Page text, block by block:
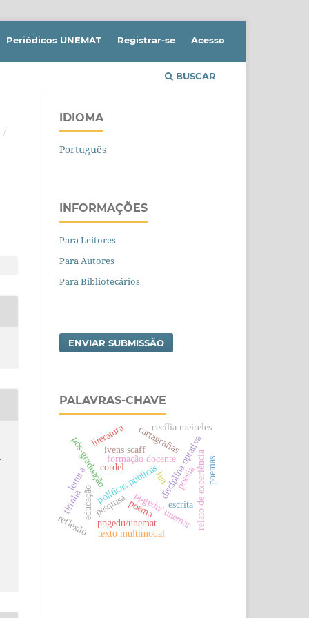
BUSCAR
Periódicos UNEMAT Registrar-se Acesso
/
IDIOMA
Português
INFORMAÇÕES
Para Leitores
Para Autores
Para Bibliotecários
ENVIAR SUBMISSÃO
PALAVRAS-CHAVE
educaçãopolíticas públicas
pesquisa
formação docente
ppgedu/ unemat
pós-graduação disciplina optativa
ppgedu/unemat relato de experiência
cartagrafias
poema
lua
ivens scaff
literatura
leitura
texto multimodal
tirinha escrita
cordel poesia
cecília meireles
poemas
reflexão